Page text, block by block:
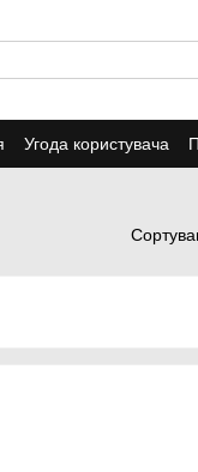
Угода користувача